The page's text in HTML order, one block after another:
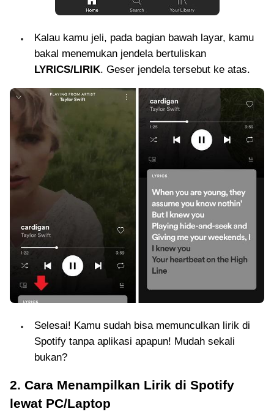
Kalau kamu jeli, pada bagian bawah layar, kamu
bakal menemukan jendela bertuliskan
LYRICS/LIRIK. Geser jendela tersebut ke atas.
Selesai! Kamu sudah bisa memunculkan lirik di
Spotify tanpa aplikasi apapun! Mudah sekali
bukan?
2. Cara Menampilkan Lirik di Spotify
lewat PC/Laptop